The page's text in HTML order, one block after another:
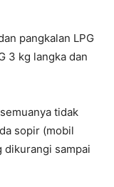
pangkalan LPG
3 kg langka dan
tidak
sopir (mobil
dikurangi sampai